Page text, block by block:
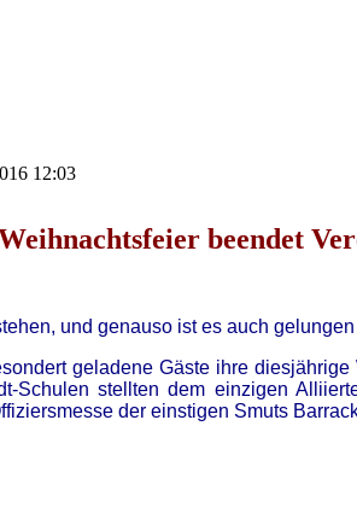
12:03
beendet
und genauso ist es auch
geladene Gäste ihre
Schulen stellten dem einzigen
der einstigen Smuts